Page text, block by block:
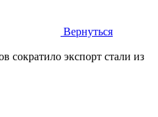
Вернуться
сократило экспорт стали из